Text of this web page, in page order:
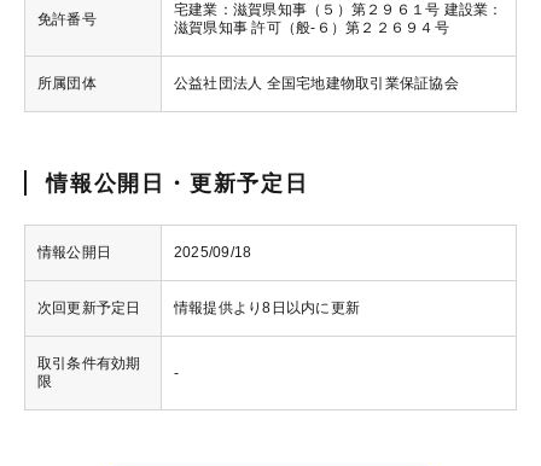
免許番号
宅建業：滋賀県知事（５）第２９６１号 建設業：
滋賀県知事 許可（般-６）第２２６９４号
所属団体 公益社団法人 全国宅地建物取引業保証協会
情報公開日・更新予定日
情報公開日 2025/09/18
次回更新予定日 情報提供より8日以内に更新
取引条件有効期
限
-